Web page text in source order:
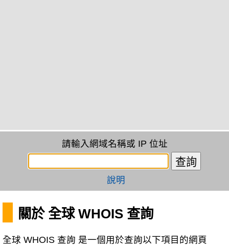
請輸入網域名稱或 IP 位址
說明
關於 全球 WHOIS 查詢
全球 WHOIS 查詢 是一個用於查詢以下項目的網頁